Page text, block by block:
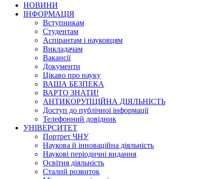
НОВИНИ
ІНФОРМАЦІЯ
Вступникам
Студентам
Аспірантам і науковцям
Викладачам
Вакансії
Документи
Цікаво про науку
ВАША БЕЗПЕКА
ВАРТО ЗНАТИ!
АНТИКОРУПЦІЙНА ДІЯЛЬНІСТЬ
Доступ до публічної інформації
Телефонний довідник
УНІВЕРСИТЕТ
Портрет ЧНУ
Наукова й інноваційна діяльність
Наукові періодичні видання
Освітня діяльність
Сталий розвиток